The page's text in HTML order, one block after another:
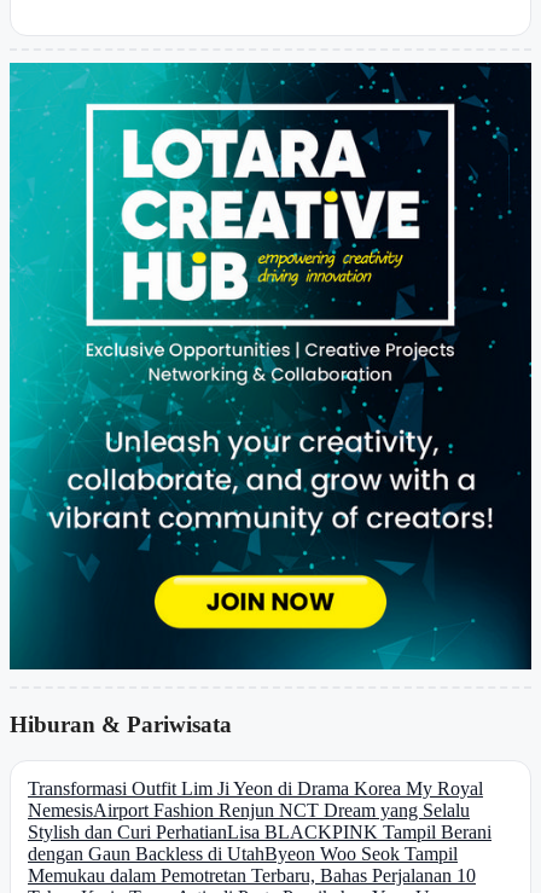
Hiburan & Pariwisata
Transformasi Outfit Lim Ji Yeon di Drama Korea My Royal
NemesisAirport Fashion Renjun NCT Dream yang Selalu
Stylish dan Curi PerhatianLisa BLACKPINK Tampil Berani
dengan Gaun Backless di UtahByeon Woo Seok Tampil
Memukau dalam Pemotretan Terbaru, Bahas Perjalanan 10